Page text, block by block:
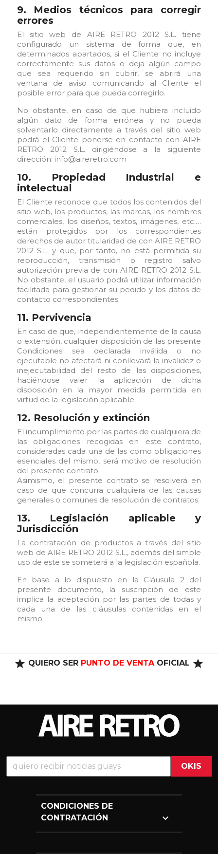
9. Medios técnicos para corregir
errores
El sitio web de AIRE RETRO 2012 S.L. tiene
configurado un sistema de forma que, en
determinados apartados, si el Cliente no incluye
correctamente sus datos o deja algún campo
que sea requerido sin cubrir, se abrirá una
ventana de aviso comunicando al Cliente el
posible error para que pueda corregirlo.
No obstante, en caso de que hubiera incluido
algún dato de forma errónea y no pueda
solventarlo directamente a través del sitio web
podrá el Cliente ponerse en contacto con AIRE
RETRO 2012 S.L. dirigiéndose a la siguiente
dirección: info@aireretro.com
10. Propiedad Industrial e
intelectual
El Cliente reconoce que todos los contenidos del
sitio web, los productos, las marcas, los nombres
comerciales, los diseños, textos, imágenes, etc.…
están protegidos por los correspondientes
derechos de autor titularidad de con AIRE RETRO
2012 S.L. y que, por tanto, no está permitida su
reproducción, transmisión o registro salvo
autorización previa de con AIRE RETRO 2012 S.L.
No obstante, el usuario podrá utilizar información
facilitada para gestionar su pedido y los datos de
contacto correspondientes.
11. Pervivencia
En caso de que, independientemente de la causa
o extensión, cualquier disposición de las presente
Condiciones sea declarada inválida o no
ejecutable no afectará ni conllevará la invalidez o
inejecutabilidad del resto de las disposiciones,
haciéndose valer la aplicación de dicha
disposición en la mayor medida permitida en
virtud de la legislación aplicable.
12. Resolución y extinción
El incumplimiento por las partes de cualquiera de
las obligaciones recogidas en este contrato,
consideradas cada una de las como obligaciones
esenciales del mismo, será motivo de resolución
del presente contrato.
Asimismo, el presente contrato se resolverá en
caso de que concurra cualquiera de las causas
generales o comunes de resolución de contratos.
13. Legislación aplicable y
Jurisdicción
La contratación de productos a través del sitio
web de AIRE RETRO 2012 S.L., además del simple
uso de este se someterá a la legislación española.
En base a lo dispuesto en la Cláusula 2 del
presente documento, la suscripción de este
implica la aceptación por las partes de todas y
cada una de las cláusulas contenidas en el
mismo.
star QUIERO SER PUNTO DE VENTAOFICIAL star
CONDICIONES DE
CONTRATACIÓN
